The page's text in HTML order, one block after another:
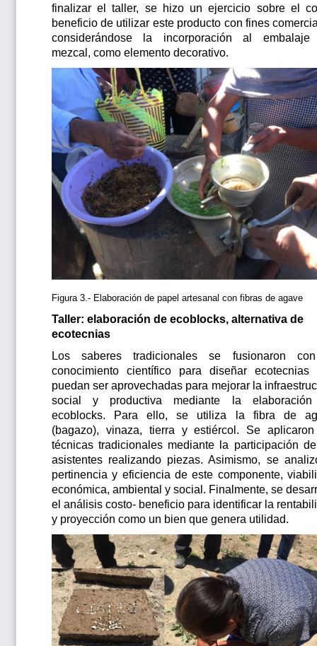
finalizar el taller, se hizo un ejercicio sobre el
beneficio de utilizar este producto con fines
considerándose la incorporación al
mezcal, como elemento decorativo.
Figura 3.- Elaboración de papel artesanal con fibras de agave
Taller: elaboración de ecoblocks, alternativa de
ecotecnias
Los saberes tradicionales se fusionaron
conocimiento científico para diseñar ecotecnias
puedan ser aprovechadas para mejorar la
social y productiva mediante la
ecoblocks. Para ello, se utiliza la fibra de
(bagazo), vinaza, tierra y estiércol. Se
técnicas tradicionales mediante la participación
asistentes realizando piezas. Asimismo, se
pertinencia y eficiencia de este componente,
económica, ambiental y social. Finalmente, se
el análisis costo- beneficio para identificar la
y proyección como un bien que genera utilidad.